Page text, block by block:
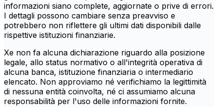
informazioni siano complete, aggiornate o prive di errori.
I dettagli possono cambiare senza preavviso e
potrebbero non riflettere gli ultimi dati disponibili dalle
rispettive istituzioni finanziarie.
Xe non fa alcuna dichiarazione riguardo alla posizione
legale, allo status normativo o all'integrità operativa di
alcuna banca, istituzione finanziaria o intermediario
elencato. Non approviamo né verifichiamo la legittimità
di nessuna entità coinvolta, né ci assumiamo alcuna
responsabilità per l'uso delle informazioni fornite.